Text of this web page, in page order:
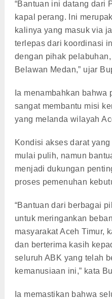
“Bantuan ini datang dari
kapal perang. Ini
kalinya yang masuk via
terlepas dari koordinasi
dengan pihak
Belawan Medan,” ujar
Ia menambahkan bahwa
sangat membantu misi
yang melanda wilayah
Kondisi akses darat
mulai pulih, namun
menjadi dukungan
proses pemenuhan
“Bantuan dari berbagai
untuk meringankan
masyarakat Aceh Timur,
dan berterima kasih
seluruh ABK yang telah
kemanusiaan ini,” kata
Ia memastikan bahwa